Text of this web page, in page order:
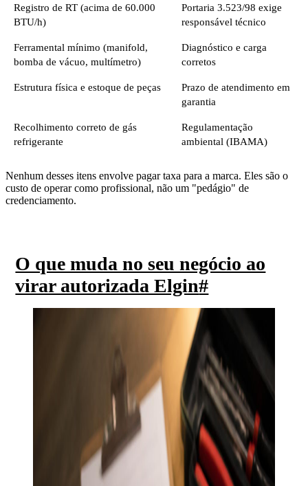
Registro de RT (acima de 60.000
BTU/h)
Portaria 3.523/98 exige
responsável técnico
Ferramental mínimo (manifold,
bomba de vácuo, multímetro)
Diagnóstico e carga
corretos
Estrutura física e estoque de peças
Prazo de atendimento em
garantia
Recolhimento correto de gás
refrigerante
Regulamentação
ambiental (IBAMA)
Nenhum desses itens envolve pagar taxa para a marca. Eles são o
custo de operar como profissional, não um "pedágio" de
credenciamento.
O que muda no seu negócio ao
virar autorizada Elgin#